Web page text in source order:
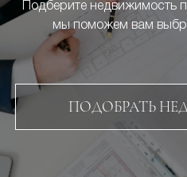
Подберите недвижимость
мы поможем вам
ПОДОБРАТЬ